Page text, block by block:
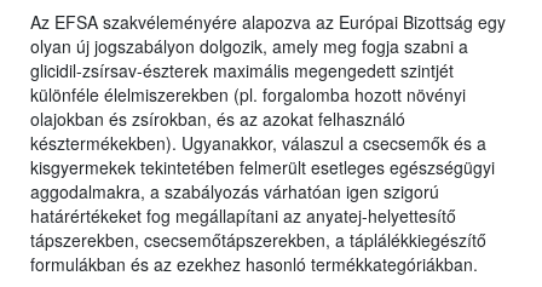
Az EFSA szakvéleményére alapozva az Európai Bizottság egy
olyan új jogszabályon dolgozik, amely meg fogja szabni a
glicidil-zsírsav-észterek maximális megengedett szintjét
különféle élelmiszerekben (pl. forgalomba hozott növényi
olajokban és zsírokban, és az azokat felhasználó
késztermékekben). Ugyanakkor, válaszul a csecsemők és a
kisgyermekek tekintetében felmerült esetleges egészségügyi
aggodalmakra, a szabályozás várhatóan igen szigorú
határértékeket fog megállapítani az anyatej-helyettesítő
tápszerekben, csecsemőtápszerekben, a táplálékkiegészítő
formulákban és az ezekhez hasonló termékkategóriákban.